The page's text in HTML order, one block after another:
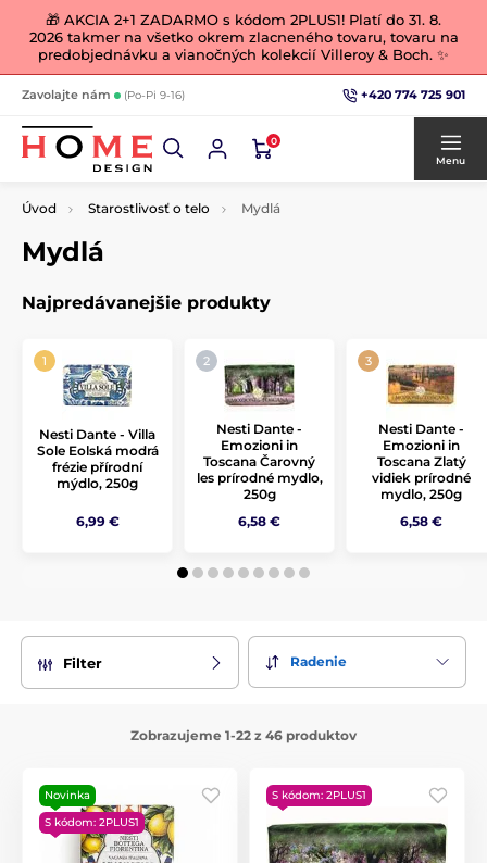
🎁 AKCIA 2+1 ZADARMO s kódom 2PLUS1! Platí do 31. 8.
2026 takmer na všetko okrem zlacneného tovaru, tovaru na
predobjednávku a vianočných kolekcií Villeroy & Boch. ✨
Zavolajte nám (Po-Pi 9-16) +420 774 725 901
0
Menu
Úvod Starostlivosť o telo Mydlá
Mydlá
Najpredávanejšie produkty
Nesti Dante - Villa
Sole Eolská modrá
frézie přírodní
mýdlo, 250g
6,99 €
Nesti Dante -
Emozioni in
Toscana Čarovný
les prírodné mydlo,
250g
6,58 €
Nesti Dante -
Emozioni in
Toscana Zlatý
vidiek prírodné
mydlo, 250g
6,58 €
Filter Radenie
Zobrazujeme 1-22 z 46 produktov
Novinka
S kódom: 2PLUS1
S kódom: 2PLUS1